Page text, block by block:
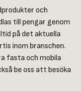
och
till pengar genom
på det aktuella
inom branschen.
fasta och mobila
be oss att besöka